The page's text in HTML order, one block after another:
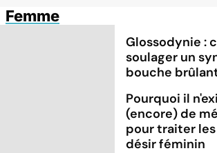
Femme
Glossodynie :
soulager un
bouche
Pourquoi il
(encore) de
pour traiter
désir féminin